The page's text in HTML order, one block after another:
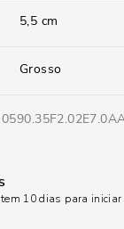
5,5 cm
Grosso
10 dias para